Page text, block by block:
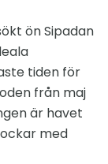
ön Sipadan
tiden för
från maj
är havet
med